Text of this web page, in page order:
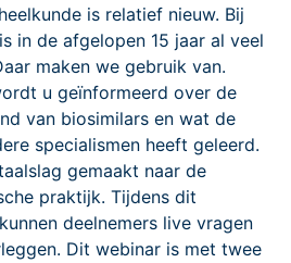
is relatief nieuw. Bij
in de afgelopen 15 jaar al veel
maken we gebruik van.
u geïnformeerd over de
van biosimilars en wat de
specialismen heeft geleerd.
gemaakt naar de
praktijk. Tijdens dit
deelnemers live vragen
Dit webinar is met twee